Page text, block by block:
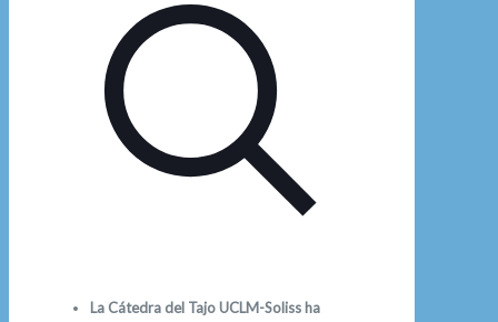
La Cátedra del Tajo UCLM-Soliss ha